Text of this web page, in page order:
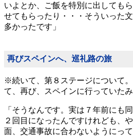
いよとか、ご飯を特別に出しても
せてもらったり・・・そういった
多かったです」
再びスペインへ、巡礼路の旅
※続いて、第８ステージについて
て、再び、スペインに行っていた
「そうなんです。実は７年前にも
２回目になったんですけれども、
面、交通事故に合わないようにっ